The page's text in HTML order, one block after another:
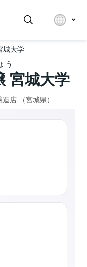
城大学
う
宮城大学
造店 （宮城県）